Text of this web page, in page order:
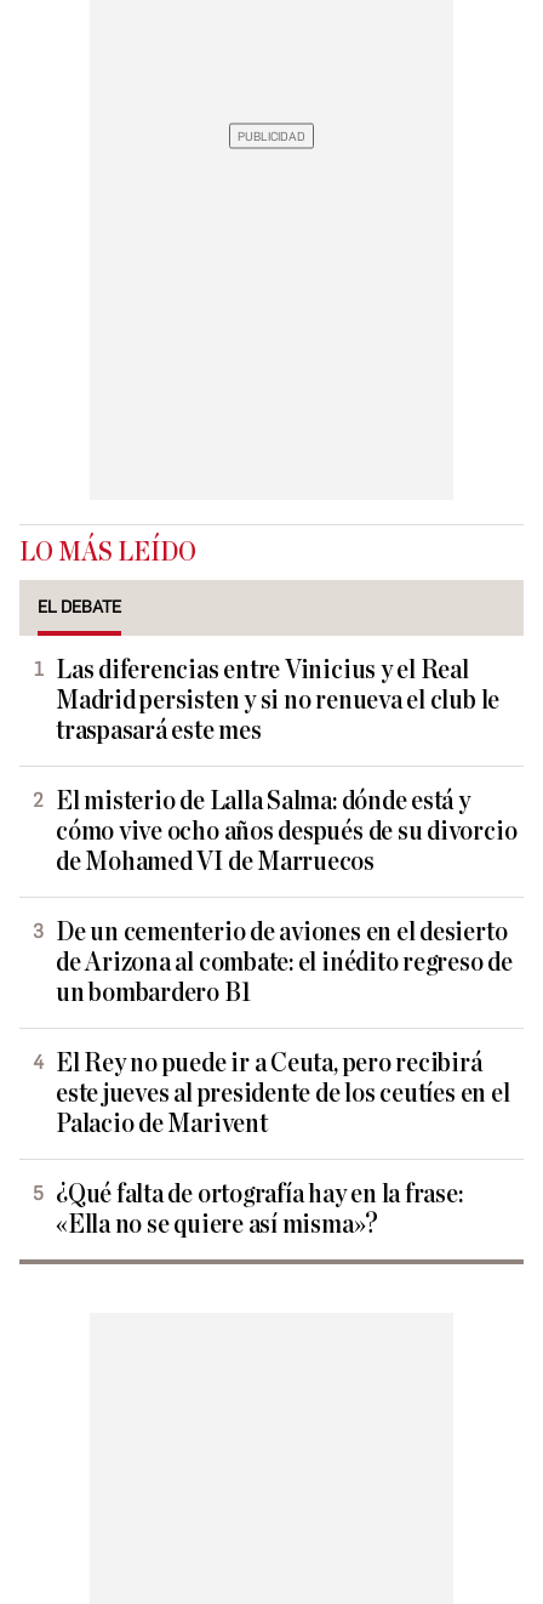
LO MÁS LEÍDO
EL DEBATE
Las diferencias entre Vinicius y el Real
Madrid persisten y si no renueva el club le
traspasará este mes
El misterio de Lalla Salma: dónde está y
cómo vive ocho años después de su divorcio
de Mohamed VI de Marruecos
De un cementerio de aviones en el desierto
de Arizona al combate: el inédito regreso de
un bombardero B1
El Rey no puede ir a Ceuta, pero recibirá
este jueves al presidente de los ceutíes en el
Palacio de Marivent
¿Qué falta de ortografía hay en la frase:
«Ella no se quiere así misma»?